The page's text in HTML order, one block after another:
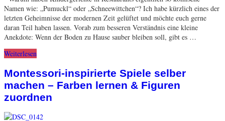
Namen wie: „Pumuckl“ oder „Schneewittchen“? Ich habe kürzlich eines der
letzten Geheimnisse der modernen Zeit gelüftet und möchte euch gerne
daran Teil haben lassen. Vorab zum besseren Verständnis eine kleine
Anekdote: Wenn der Boden zu Hause sauber bleiben soll, gibt es …
Weiterlesen
Montessori-inspirierte Spiele selber
machen – Farben lernen & Figuren
zuordnen